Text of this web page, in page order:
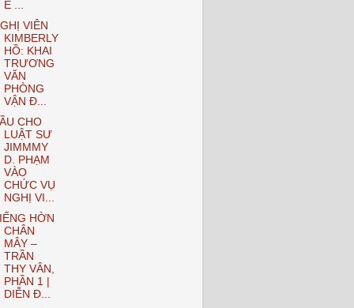
E ...
VIÊN
KIMBERLY
HỒ: KHAI
TRƯƠNG
VĂN
PHÒNG
VẬN Đ...
CHO
LUẬT SƯ
JIMMMY
D. PHẠM
VÀO
CHỨC VỤ
NGHỊ VI...
HỜN
CHÂN
MÂY –
TRẦN
THY VÂN,
PHẦN 1 |
DIỄN Đ...